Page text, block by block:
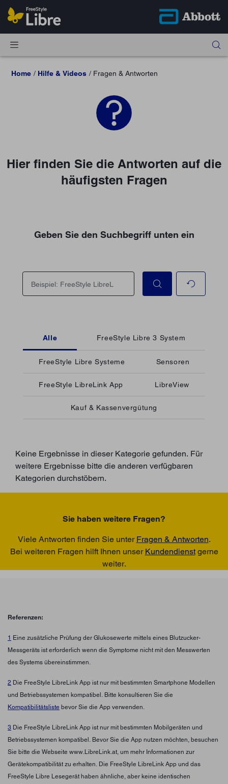
Home Hilfe & Videos Fragen & Antworten
Hier finden Sie die Antworten auf die
häufigsten Fragen
Geben Sie den Suchbegriff unten ein
Alle FreeStyle Libre 3 System
FreeStyle Libre Systeme Sensoren
FreeStyle LibreLink App LibreView
Kauf & Kassenvergütung
Keine Ergebnisse in dieser Kategorie gefunden. Für
weitere Ergebnisse bitte die anderen verfügbaren
Kategorien durchstöbern.
Sie haben weitere Fragen?
Viele Antworten finden Sie unter Fragen & Antworten.
Bei weiteren Fragen hilft Ihnen unser Kundendienstgerne
weiter.
Referenzen:
1 Eine zusätzliche Prüfung der Glukosewerte mittels eines Blutzucker-
Messgeräts ist erforderlich wenn die Symptome nicht mit den Messwerten
des Systems übereinstimmen.
2 Die FreeStyle LibreLink App ist nur mit bestimmten Smartphone Modellen
und Betriebssystemen kompatibel. Bitte konsultieren Sie die
Kompatibilitätsliste bevor Sie die App verwenden.
3 Die FreeStyle LibreLink App ist nur mit bestimmten Mobilgeräten und
Betriebssystemen kompatibel. Bevor Sie die App nutzen möchten, besuchen
Sie bitte die Webseite www.LibreLink.at, um mehr Informationen zur
Gerätekompatibilität zu erhalten. Die FreeStyle LibreLink App und das
FreeStyle Libre Lesegerät haben ähnliche, aber keine identischen